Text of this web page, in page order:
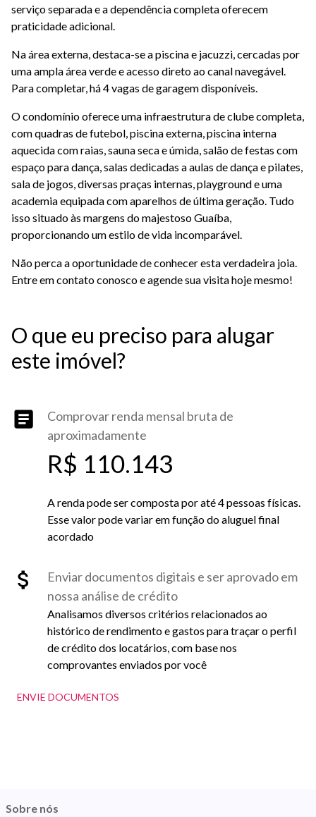
serviço separada e a dependência completa oferecem
praticidade adicional.
Na área externa, destaca-se a piscina e jacuzzi, cercadas por
uma ampla área verde e acesso direto ao canal navegável.
Para completar, há 4 vagas de garagem disponíveis.
O condomínio oferece uma infraestrutura de clube completa,
com quadras de futebol, piscina externa, piscina interna
aquecida com raias, sauna seca e úmida, salão de festas com
espaço para dança, salas dedicadas a aulas de dança e pilates,
sala de jogos, diversas praças internas, playground e uma
academia equipada com aparelhos de última geração. Tudo
isso situado às margens do majestoso Guaíba,
proporcionando um estilo de vida incomparável.
Não perca a oportunidade de conhecer esta verdadeira joia.
Entre em contato conosco e agende sua visita hoje mesmo!
O que eu preciso para alugar
este imóvel?
Comprovar renda mensal bruta de
aproximadamente
R$ 110.143
A renda pode ser composta por até 4 pessoas físicas.
Esse valor pode variar em função do aluguel final
acordado
Enviar documentos digitais e ser aprovado em
nossa análise de crédito
Analisamos diversos critérios relacionados ao
histórico de rendimento e gastos para traçar o perfil
de crédito dos locatários, com base nos
comprovantes enviados por você
ENVIE DOCUMENTOS
Sobre nós